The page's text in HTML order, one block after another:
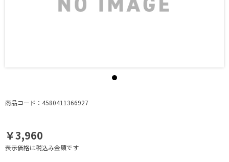
商品コード：4580411366927
￥3,960
表示価格は税込み金額です